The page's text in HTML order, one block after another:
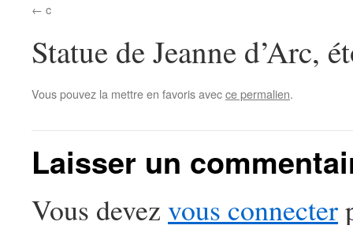
c
Statue de Jeanne d’Arc,
Vous pouvez la mettre en favoris avecce permalien.
Laisser un
Vous devez vous connecter